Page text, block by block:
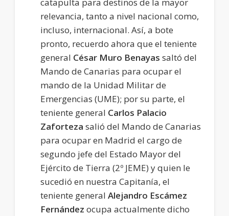
relevancia, tanto a nivel nacional como,
incluso, internacional. Así, a bote
pronto, recuerdo ahora que el teniente
general César Muro Benayas saltó del
Mando de Canarias para ocupar el
mando de la Unidad Militar de
Emergencias (UME); por su parte, el
teniente general Carlos Palacio
Zaforteza salió del Mando de Canarias
para ocupar en Madrid el cargo de
segundo jefe del Estado Mayor del
Ejército de Tierra (2º JEME) y quien le
sucedió en nuestra Capitanía, el
teniente general Alejandro Escámez
Fernández ocupa actualmente dicho